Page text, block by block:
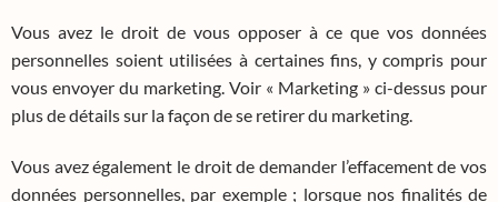
Vous avez le droit de vous opposer à ce que vos données
personnelles soient utilisées à certaines fins, y compris pour
vous envoyer du marketing. Voir « Marketing » ci-dessus pour
plus de détails sur la façon de se retirer du marketing.
Vous avez également le droit de demander l’effacement de vos
données personnelles, par exemple ; lorsque nos finalités de